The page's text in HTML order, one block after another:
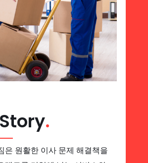
.
은 원활한 이사 문제 해결책을